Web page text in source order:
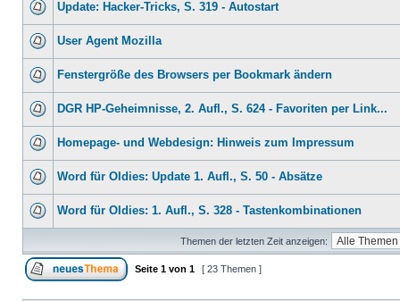
Update: Hacker-Tricks, S. 319 - Autostart
User Agent Mozilla
Fenstergröße des Browsers per Bookmark ändern
DGR HP-Geheimnisse, 2. Aufl., S. 624 - Favoriten per Link...
Homepage- und Webdesign: Hinweis zum Impressum
Word für Oldies: Update 1. Aufl., S. 50 - Absätze
Word für Oldies: 1. Aufl., S. 328 - Tastenkombinationen
Themen der letzten Zeit anzeigen:
Seite 1 von 1 [ 23 Themen ]